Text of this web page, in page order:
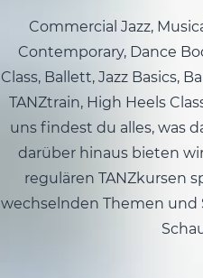
Commercial Jazz,
Contemporary, Dance
Class, Ballett, Jazz Basics,
TANZtrain, High Heels
uns findest du alles, was
darüber hinaus bieten
regulären TANZkursen
wechselnden Themen und